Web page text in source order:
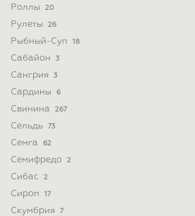
Роллы 20
Рулеты 26
Рыбный-Суп 18
Сабайон 3
Сангрия 3
Сардины 6
Свинина 267
Сельдь 73
Семга 62
Семифредо 2
Сибас 2
Сироп 17
Скумбрия 7